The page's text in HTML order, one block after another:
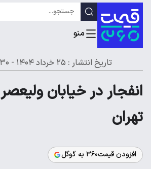
تاریخ انتشار : ۲۵ خرداد ۱۴۰۴ - ۲۳:۳۰
انفجار در خیابان ولیعصر
تهران
افزودن قیمت۳۶۰ به گوگل